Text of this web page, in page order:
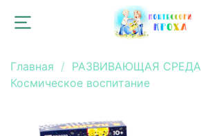
Главная РАЗВИВАЮЩАЯ СРЕДА
Космическое воспитание